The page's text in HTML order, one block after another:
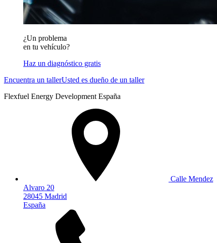
¿Un problema
en tu vehículo?
Haz un diagnóstico gratis
Encuentra un tallerUsted es dueño de un taller
Flexfuel Energy Development España
Calle Mendez
Alvaro 20
28045 Madrid
España